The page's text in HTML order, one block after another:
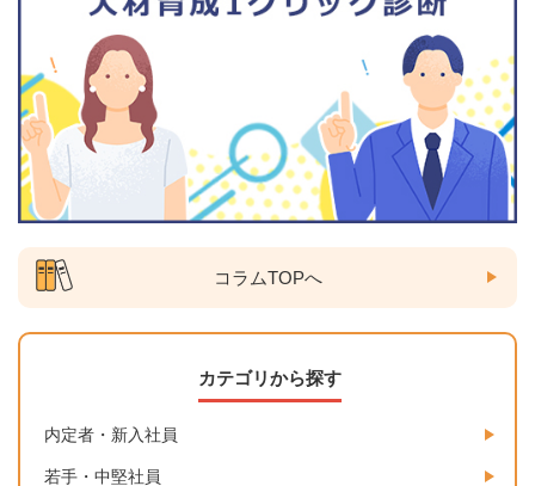
コラムTOPへ
カテゴリから探す
内定者・新入社員
若手・中堅社員